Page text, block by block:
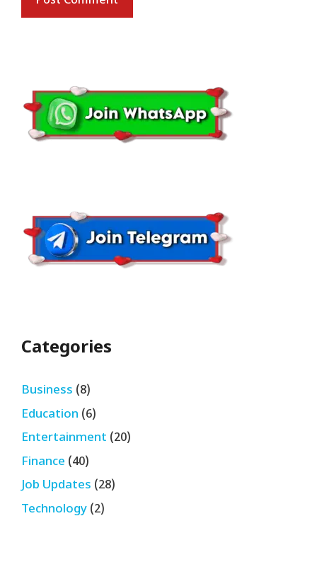
Categories
Business (8)
Education (6)
Entertainment (20)
Finance (40)
Job Updates (28)
Technology (2)